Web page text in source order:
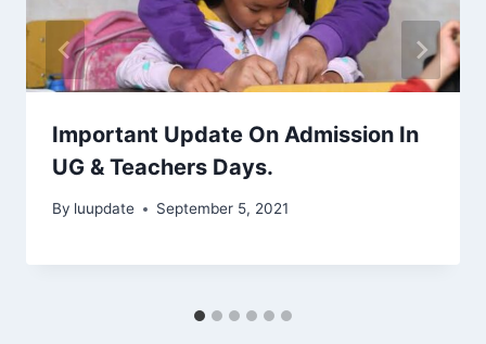
Important Update On Admission In
UG & Teachers Days.
By luupdate September 5, 2021